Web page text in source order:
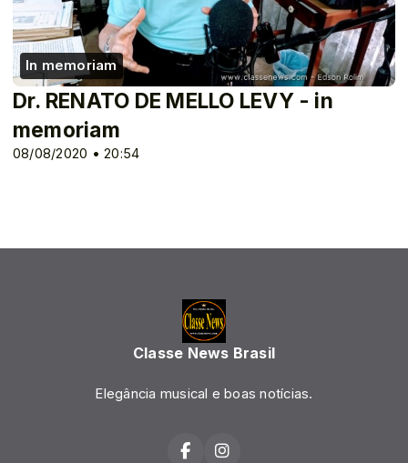
In memoriam
08/08/2020 • 20:54
Dr. RENATO DE MELLO LEVY - in
memoriam
Classe News Brasil
Elegância musical e boas notícias.